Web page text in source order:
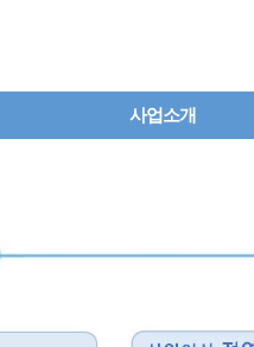
사업소개